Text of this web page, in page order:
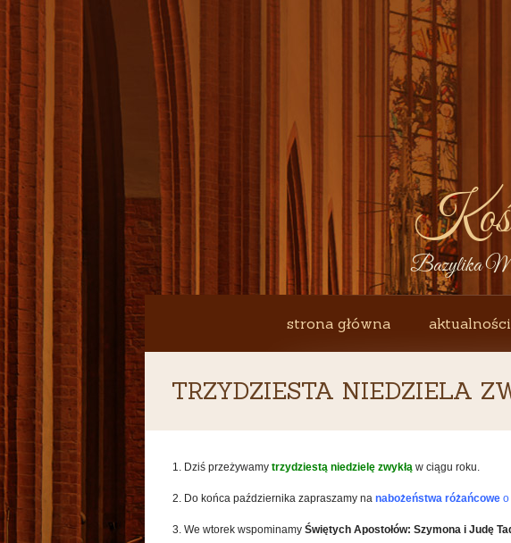
Bazylika
strona główna aktualności
TRZYDZIESTA NIEDZIELA
1. Dziś przeżywamy trzydziestą niedzielę zwykłą w ciągu roku.
2. Do końca października zapraszamy na nabożeństwa różańcoweo
3. We wtorek wspominamy Świętych Apostołów: Szymona i Judę